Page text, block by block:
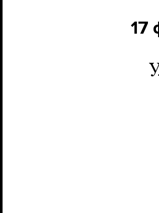
17